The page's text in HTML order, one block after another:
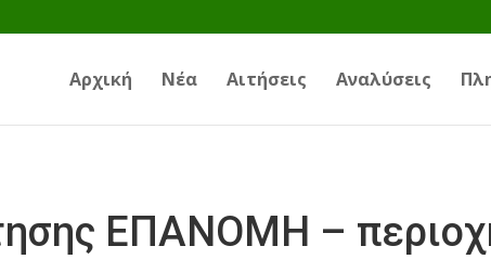
Αρχική Νέα Αιτήσεις Αναλύσεις
ΕΠΑΝΟΜΗ –